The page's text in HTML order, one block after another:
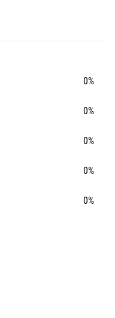
0%
0%
0%
0%
0%